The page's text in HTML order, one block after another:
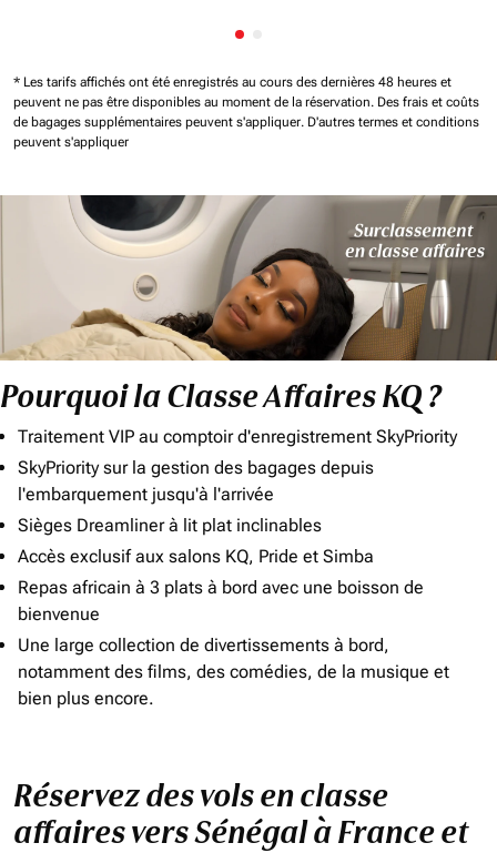
Affichage de cmp-pagination-
* Les tarifs affichés ont été enregistrés au cours des dernières 48 heures et
peuvent ne pas être disponibles au moment de la réservation. Des frais et coûts
de bagages supplémentaires peuvent s'appliquer. D'autres termes et conditions
peuvent s'appliquer
Pourquoi la Classe Affaires KQ ?
Traitement VIP au comptoir d'enregistrement SkyPriority
SkyPriority sur la gestion des bagages depuis
l'embarquement jusqu'à l'arrivée
Sièges Dreamliner à lit plat inclinables
Accès exclusif aux salons KQ, Pride et Simba
Repas africain à 3 plats à bord avec une boisson de
bienvenue
Une large collection de divertissements à bord,
notamment des films, des comédies, de la musique et
bien plus encore.
Réservez des vols en classe
affaires vers Sénégal à France et